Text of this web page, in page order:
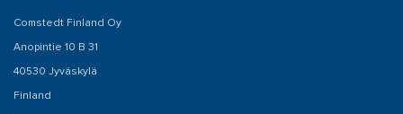
Comstedt Finland Oy
Anopintie 10 B 31
40530 Jyväskylä
Finland